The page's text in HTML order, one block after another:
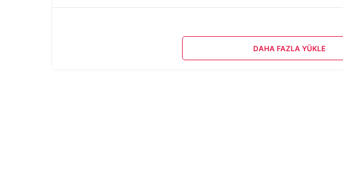
DAHA FAZLA YÜKLE